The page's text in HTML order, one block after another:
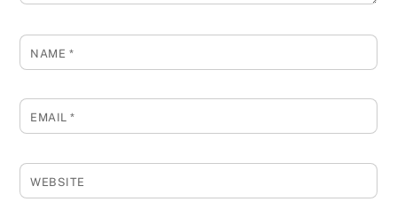
NAME *
EMAIL*
WEBSITE